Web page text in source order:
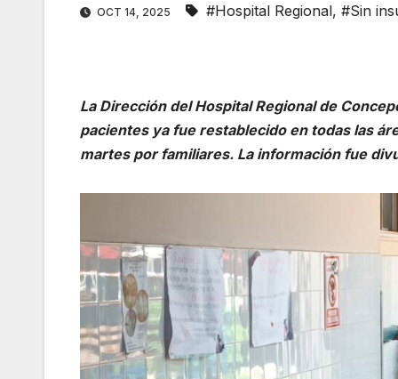
OCT 14, 2025 #Hospital Regional, #Sin
La Dirección del Hospital Regional de
pacientes ya fue restablecido en todas las
martes por familiares. La información fue